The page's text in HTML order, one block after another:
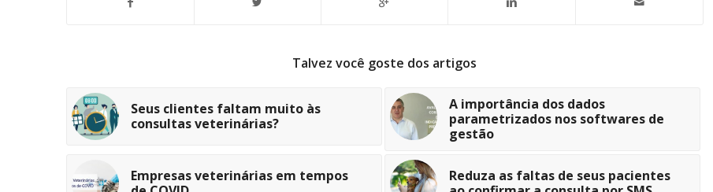
Talvez você goste dos artigos
Seus clientes faltam muito às
consultas veterinárias?
A importância dos dados
parametrizados nos softwares de
gestão
Empresas veterinárias em tempos
Reduza as faltas de seus pacientes